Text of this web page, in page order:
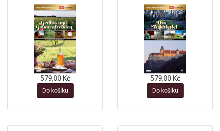
579,00 Kč
Do košíku
579,00 Kč
Do košíku